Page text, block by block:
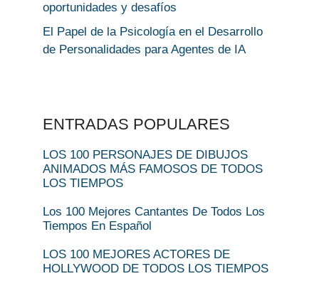
oportunidades y desafíos
El Papel de la Psicología en el Desarrollo
de Personalidades para Agentes de IA
ENTRADAS POPULARES
LOS 100 PERSONAJES DE DIBUJOS
ANIMADOS MÁS FAMOSOS DE TODOS
LOS TIEMPOS
Los 100 Mejores Cantantes De Todos Los
Tiempos En Español
LOS 100 MEJORES ACTORES DE
HOLLYWOOD DE TODOS LOS TIEMPOS